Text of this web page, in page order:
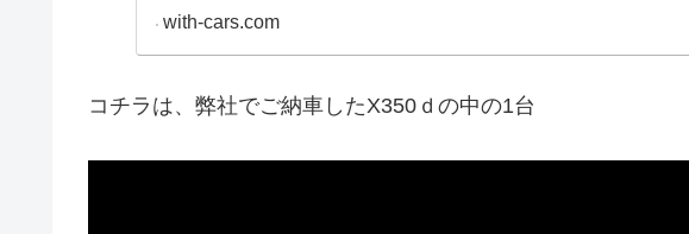
with-cars.com
コチラは、弊社でご納車したX350ｄの中の1台